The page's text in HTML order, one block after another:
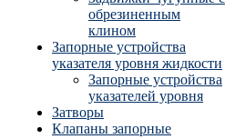
обрезиненным
клином
Запорные устройства
указателя уровня жидкости
Запорные устройства
указателей уровня
Затворы
Клапаны запорные